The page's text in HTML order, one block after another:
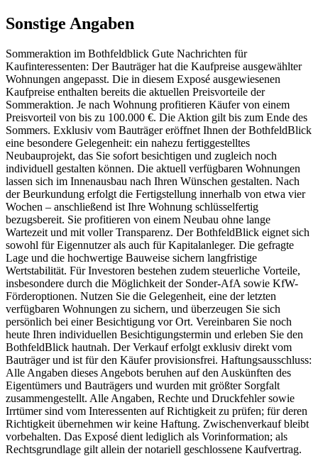
Sonstige Angaben
Sommeraktion im Bothfeldblick Gute Nachrichten für
Kaufinteressenten: Der Bauträger hat die Kaufpreise ausgewählter
Wohnungen angepasst. Die in diesem Exposé ausgewiesenen
Kaufpreise enthalten bereits die aktuellen Preisvorteile der
Sommeraktion. Je nach Wohnung profitieren Käufer von einem
Preisvorteil von bis zu 100.000 €. Die Aktion gilt bis zum Ende des
Sommers. Exklusiv vom Bauträger eröffnet Ihnen der BothfeldBlick
eine besondere Gelegenheit: ein nahezu fertiggestelltes
Neubauprojekt, das Sie sofort besichtigen und zugleich noch
individuell gestalten können. Die aktuell verfügbaren Wohnungen
lassen sich im Innenausbau nach Ihren Wünschen gestalten. Nach
der Beurkundung erfolgt die Fertigstellung innerhalb von etwa vier
Wochen – anschließend ist Ihre Wohnung schlüsselfertig
bezugsbereit. Sie profitieren von einem Neubau ohne lange
Wartezeit und mit voller Transparenz. Der BothfeldBlick eignet sich
sowohl für Eigennutzer als auch für Kapitalanleger. Die gefragte
Lage und die hochwertige Bauweise sichern langfristige
Wertstabilität. Für Investoren bestehen zudem steuerliche Vorteile,
insbesondere durch die Möglichkeit der Sonder-AfA sowie KfW-
Förderoptionen. Nutzen Sie die Gelegenheit, eine der letzten
verfügbaren Wohnungen zu sichern, und überzeugen Sie sich
persönlich bei einer Besichtigung vor Ort. Vereinbaren Sie noch
heute Ihren individuellen Besichtigungstermin und erleben Sie den
BothfeldBlick hautnah. Der Verkauf erfolgt exklusiv direkt vom
Bauträger und ist für den Käufer provisionsfrei. Haftungsausschluss:
Alle Angaben dieses Angebots beruhen auf den Auskünften des
Eigentümers und Bauträgers und wurden mit größter Sorgfalt
zusammengestellt. Alle Angaben, Rechte und Druckfehler sowie
Irrtümer sind vom Interessenten auf Richtigkeit zu prüfen; für deren
Richtigkeit übernehmen wir keine Haftung. Zwischenverkauf bleibt
vorbehalten. Das Exposé dient lediglich als Vorinformation; als
Rechtsgrundlage gilt allein der notariell geschlossene Kaufvertrag.